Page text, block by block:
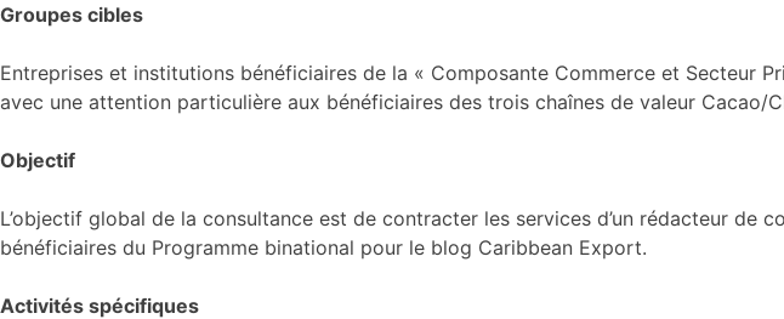
Groupes cibles
Entreprises et institutions bénéficiaires de la « Composante Commerce et Secteur
avec une attention particulière aux bénéficiaires des trois chaînes de valeur
Objectif
L’objectif global de la consultance est de contracter les services d’un rédacteur
bénéficiaires du Programme binational pour le blog Caribbean Export.
Activités spécifiques